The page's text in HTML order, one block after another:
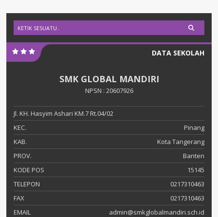
DATA SEKOLAH
SMK GLOBAL MANDIRI
NPSN : 20607926
Jl. KH. Hasyim Ashari KM.7 Rt.04/02
KEC.
Pinang
KAB.
Kota Tangerang
PROV.
Banten
KODE POS
15145
TELEPON
0217310463
FAX
0217310463
EMAIL
admin@smkglobalmandiri.sch.id